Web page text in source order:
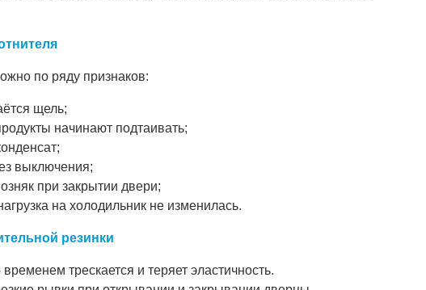
по ряду признаков:
щель;
начинают подтаивать;
выключения;
при закрытии двери;
на холодильник не изменилась.
резинки
трескается и теряет эластичность.